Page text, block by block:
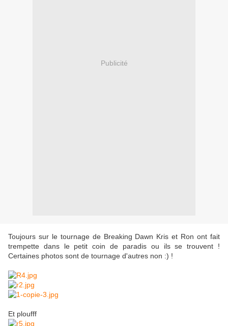
Publicité
Toujours sur le tournage de Breaking Dawn Kris et Ron ont fait
trempette dans le petit coin de paradis ou ils se trouvent !
Certaines photos sont de tournage d'autres non :) !
Et ploufff